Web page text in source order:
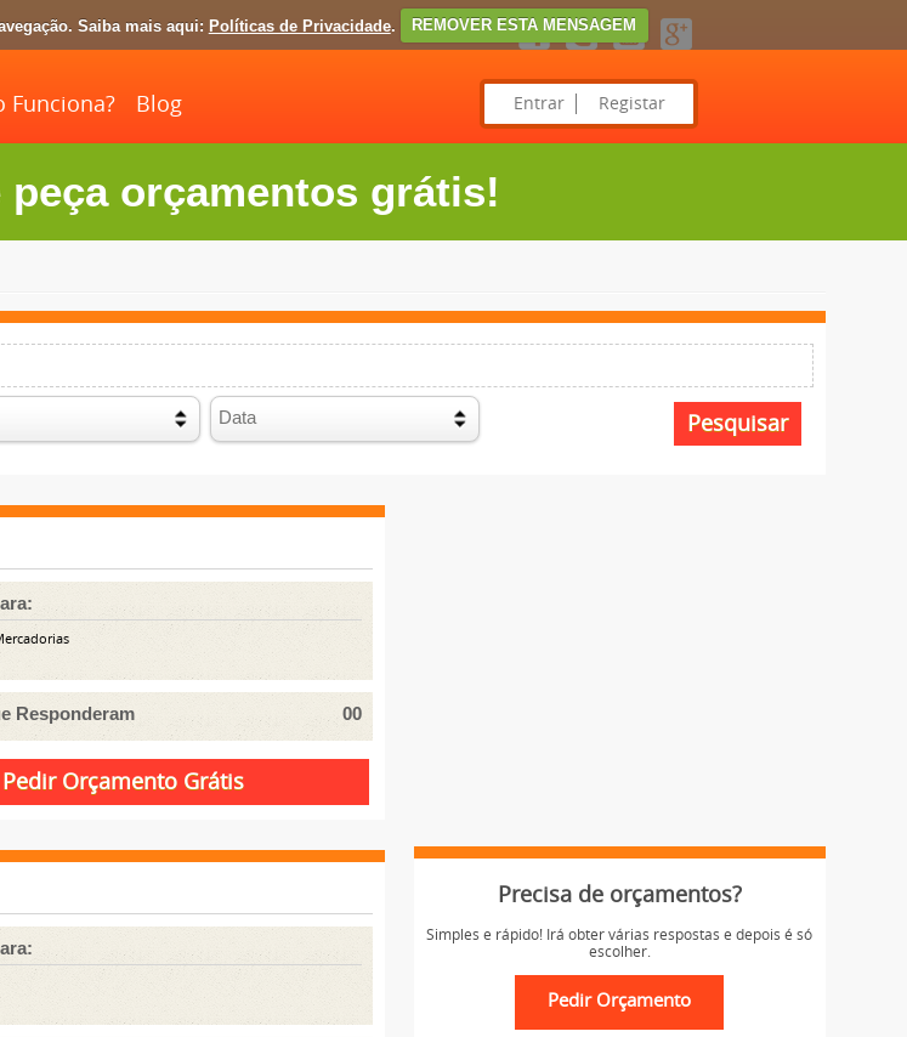
Saiba mais aqui: Políticas de Privacidade. REMOVER ESTA MENSAGEM
Funciona? Blog Entrar Registar
peça orçamentos grátis!
Responderam 00
Precisa de orçamentos?
Simples e rápido! Irá obter várias respostas e depois é só
escolher.